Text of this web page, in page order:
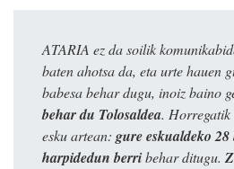
ATARIA ez da soilik
baten ahotsa da, eta urte hauen
babesa behar dugu, inoiz baino
behar du Tolosaldea. Horregatik
esku artean: gure eskualdeko
harpidedun berribehar ditugu.